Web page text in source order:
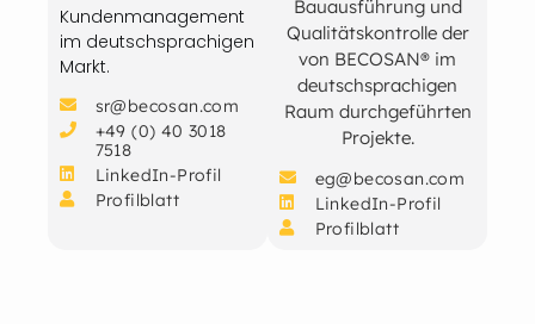
Kundenmanagement
im deutschsprachigen
Markt.
sr@becosan.com
+49 (0) 40 3018
7518
LinkedIn-Profil
Profilblatt
Bauausführung und
Qualitätskontrolle der
von BECOSAN® im
deutschsprachigen
Raum durchgeführten
Projekte.
eg@becosan.com
LinkedIn-Profil
Profilblatt